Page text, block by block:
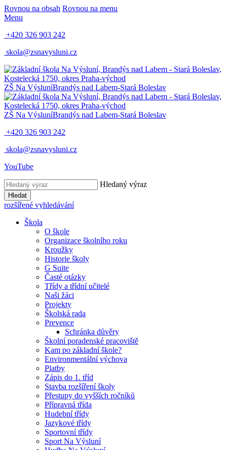
Rovnou na obsah Rovnou na menu
Menu
+420 326 903 242
skola@zsnavysluni.cz
ZŠ Na VýsluníBrandýs nad Labem-Stará Boleslav
ZŠ Na VýsluníBrandýs nad Labem-Stará Boleslav
+420 326 903 242
skola@zsnavysluni.cz
YouTube
Hledaný výraz
Hledat
rozšířené vyhledávání
Škola
O škole
Organizace školního roku
Kroužky
Historie školy
G Suite
Časté otázky
Třídy a třídní učitelé
Naši žáci
Projekty
Školská rada
Prevence
Schránka důvěry
Školní poradenské pracoviště
Kam po základní škole?
Environmentální výchova
Platby
Zápis do 1. tříd
Stavba rozšíření školy
Přestupy do vyšších ročníků
Přípravná třída
Hudební třídy
Jazykové třídy
Sportovní třídy
Sport Na Výsluní